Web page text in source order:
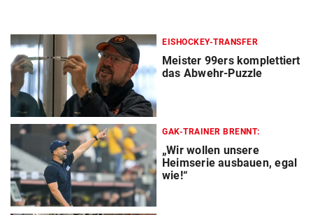
EISHOCKEY-TRANSFER
Meister 99ers komplettiert
das Abwehr-Puzzle
GAK-TRAINER BRENNT:
„Wir wollen unsere
Heimserie ausbauen, egal
wie!“